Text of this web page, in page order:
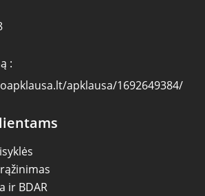
:
apklausa/1692649384/
ir BDAR